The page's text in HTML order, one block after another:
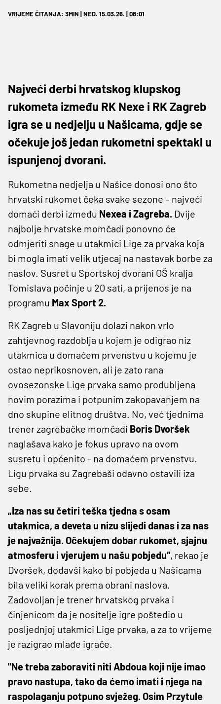
VRIJEME ČITANJA: 3MIN | NED. 15.03.26. | 08:01
Najveći derbi hrvatskog klupskog
rukometa između RK Nexe i RK Zagreb
igra se u nedjelju u Našicama, gdje se
očekuje još jedan rukometni spektakl u
ispunjenoj dvorani.
Rukometna nedjelja u Našice donosi ono što
hrvatski rukomet čeka svake sezone – najveći
domaći derbi između Nexea i Zagreba. Dvije
najbolje hrvatske momčadi ponovno će
odmjeriti snage u utakmici Lige za prvaka koja
bi mogla imati velik utjecaj na nastavak borbe za
naslov. Susret u Sportskoj dvorani OŠ kralja
Tomislava počinje u 20 sati, a prijenos je na
programu Max Sport 2.
RK Zagreb u Slavoniju dolazi nakon vrlo
zahtjevnog razdoblja u kojem je odigrao niz
utakmica u domaćem prvenstvu u kojemu je
ostao neprikosnoven, ali je zato rana
ovosezonske Lige prvaka samo produbljena
novim porazima i potpunim zakopavanjem na
dno skupine elitnog društva. No, već tjednima
trener zagrebačke momčadi Boris Dvoršek
naglašava kako je fokus upravo na ovom
susretu i općenito - na domaćem prvenstvu.
Ligu prvaka su Zagrebaši odavno ostavili iza
sebe.
„Iza nas su četiri teška tjedna s osam
utakmica, a deveta u nizu slijedi danas i za nas
je najvažnija. Očekujem dobar rukomet, sjajnu
atmosferu i vjerujem u našu pobjedu“, rekao je
Dvoršek, dodavši kako bi pobjeda u Našicama
bila veliki korak prema obrani naslova.
Zadovoljan je trener hrvatskog prvaka i
činjenicom da je nositelje igre poštedio u
posljednjoj utakmici Lige prvaka, a za to vrijeme
je razigrao mlađe igrače.
"Ne treba zaboraviti niti Abdoua koji nije imao
pravo nastupa, tako da ćemo imati i njega na
raspolaganju potpuno svježeg. Osim Przytule